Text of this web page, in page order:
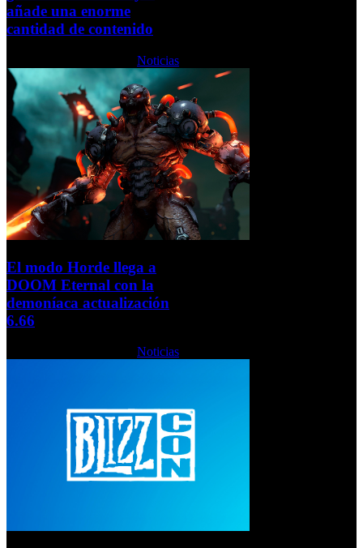
añade una enorme
cantidad de contenido
Noticias
El modo Horde llega a
DOOM Eternal con la
demoníaca actualización
6.66
Noticias